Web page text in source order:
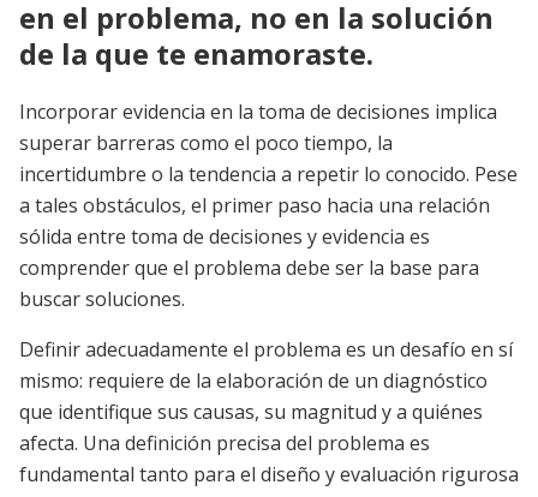
en el problema, no en la solución
de la que te enamoraste.
Incorporar evidencia en la toma de decisiones implica
superar barreras como el poco tiempo, la
incertidumbre o la tendencia a repetir lo conocido. Pese
a tales obstáculos, el primer paso hacia una relación
sólida entre toma de decisiones y evidencia es
comprender que el problema debe ser la base para
buscar soluciones.
Definir adecuadamente el problema es un desafío en sí
mismo: requiere de la elaboración de un diagnóstico
que identifique sus causas, su magnitud y a quiénes
afecta. Una definición precisa del problema es
fundamental tanto para el diseño y evaluación rigurosa